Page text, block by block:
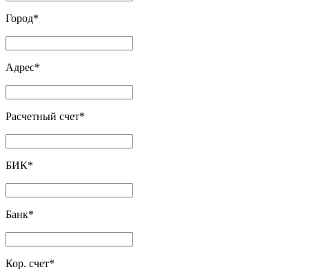
Город*
Адрес*
Расчетный счет*
БИК*
Банк*
Кор. счет*